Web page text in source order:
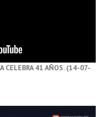
CELEBRA 41 AÑOS. (14-07-